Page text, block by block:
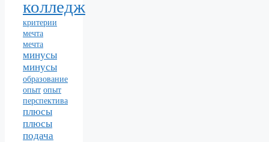
колледж
критерии
мечта
мечта
минусы
минусы
образование
опыт опыт
перспектива
плюсы
плюсы
подача